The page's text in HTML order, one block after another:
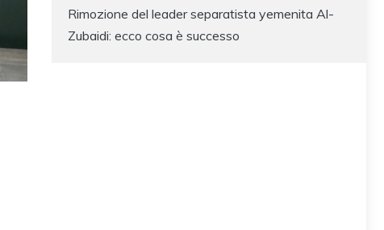
Rimozione del leader separatista yemenita Al-
Zubaidi: ecco cosa è successo